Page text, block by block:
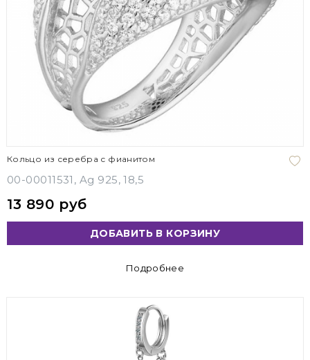
Кольцо из серебра с фианитом
00-00011531, Ag 925, 18,5
13 890 руб
ДОБАВИТЬ В КОРЗИНУ
Подробнее